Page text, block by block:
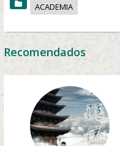
ACADEMIA
Recomendados